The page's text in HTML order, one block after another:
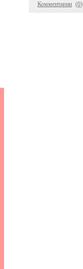
Комментарии (0)